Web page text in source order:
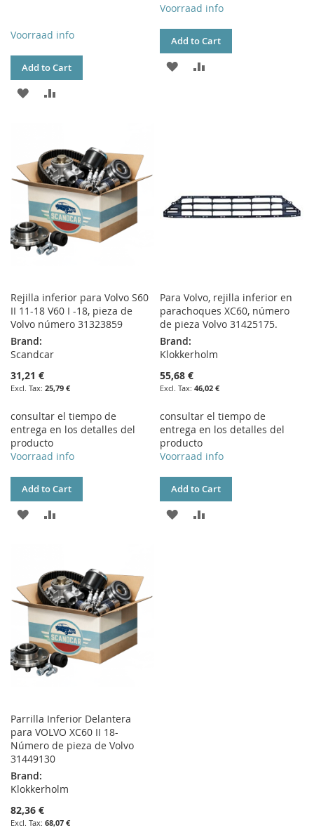
Voorraad info
Add to Cart
ADD
LIST
Voorraad info
Add to Cart
ADD
Rejilla inferior para Volvo S60
II 11-18 V60 I -18, pieza de
Volvo número 31323859
Brand:
Scandcar
31,21 €
25,79 €
consultar el tiempo de
entrega en los detalles del
producto
Voorraad info
Add to Cart
ADD
LIST
Para Volvo, rejilla inferior en
parachoques XC60, número
de pieza Volvo 31425175.
Brand:
Klokkerholm
55,68 €
46,02 €
consultar el tiempo de
entrega en los detalles del
producto
Voorraad info
Add to Cart
ADD
Parrilla Inferior Delantera
para VOLVO XC60 II 18-
Número de pieza de Volvo
31449130
Brand:
Klokkerholm
82,36 €
68,07 €